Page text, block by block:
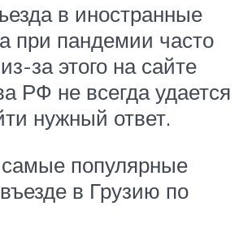
в иностранные
при пандемии часто
за этого на сайте
РФ не всегда удается
нужный ответ.
популярные
в Грузию по